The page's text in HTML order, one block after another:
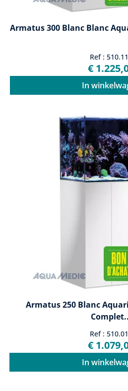
Armatus 300 Blanc Blanc
Ref :
€
In
Armatus 250 Blanc
Ref :
€
In